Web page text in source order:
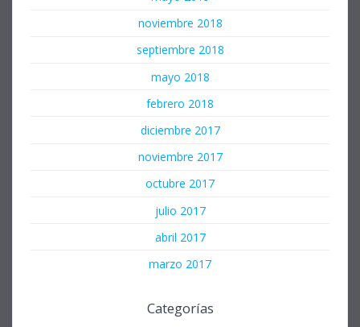
noviembre 2018
septiembre 2018
mayo 2018
febrero 2018
diciembre 2017
noviembre 2017
octubre 2017
julio 2017
abril 2017
marzo 2017
Categorías